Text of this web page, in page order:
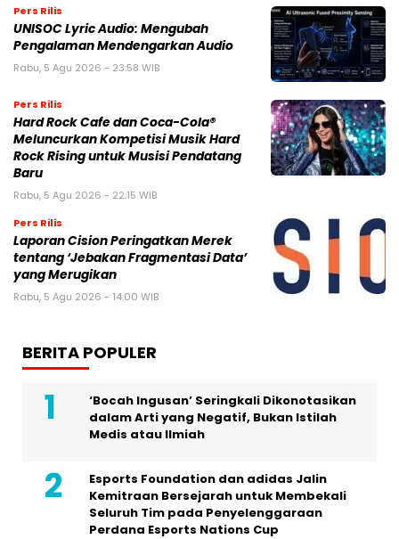
Pers Rilis
UNISOC Lyric Audio: Mengubah
Pengalaman Mendengarkan Audio
Rabu, 5 Agu 2026 - 23:58 WIB
Pers Rilis
Hard Rock Cafe dan Coca-Cola®
Meluncurkan Kompetisi Musik Hard
Rock Rising untuk Musisi Pendatang
Baru
Rabu, 5 Agu 2026 - 22:15 WIB
Pers Rilis
Laporan Cision Peringatkan Merek
tentang ‘Jebakan Fragmentasi Data’
yang Merugikan
Rabu, 5 Agu 2026 - 14:00 WIB
BERITA POPULER
‘Bocah Ingusan’ Seringkali Dikonotasikan
dalam Arti yang Negatif, Bukan Istilah
Medis atau Ilmiah
Esports Foundation dan adidas Jalin
Kemitraan Bersejarah untuk Membekali
Seluruh Tim pada Penyelenggaraan
Perdana Esports Nations Cup